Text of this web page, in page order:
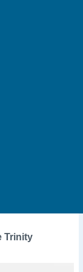
Trinity